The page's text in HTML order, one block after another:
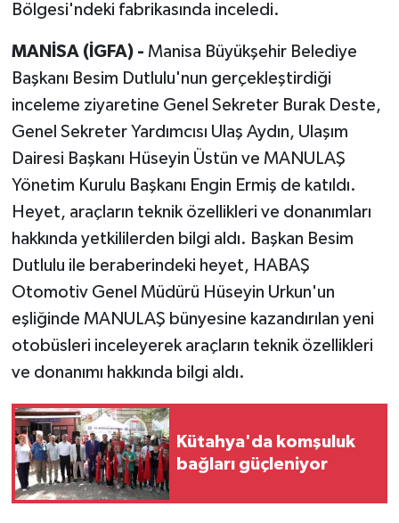
Bölgesi'ndeki fabrikasında inceledi.
MANİSA (İGFA) - Manisa Büyükşehir Belediye
Başkanı Besim Dutlulu'nun gerçekleştirdiği
inceleme ziyaretine Genel Sekreter Burak Deste,
Genel Sekreter Yardımcısı Ulaş Aydın, Ulaşım
Dairesi Başkanı Hüseyin Üstün ve MANULAŞ
Yönetim Kurulu Başkanı Engin Ermiş de katıldı.
Heyet, araçların teknik özellikleri ve donanımları
hakkında yetkililerden bilgi aldı. Başkan Besim
Dutlulu ile beraberindeki heyet, HABAŞ
Otomotiv Genel Müdürü Hüseyin Urkun'un
eşliğinde MANULAŞ bünyesine kazandırılan yeni
otobüsleri inceleyerek araçların teknik özellikleri
ve donanımı hakkında bilgi aldı.
Kütahya'da komşuluk
bağları güçleniyor